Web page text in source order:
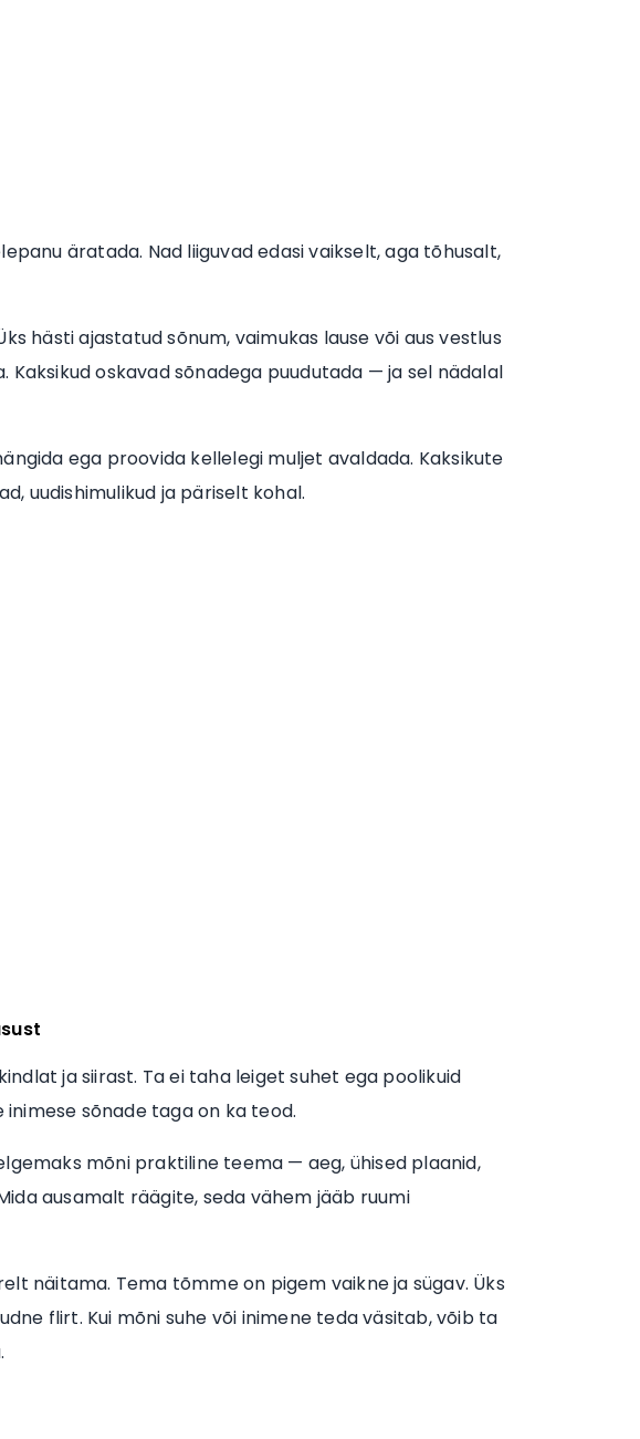
äratada. Nad liiguvad edasi vaikselt, aga tõhusalt,
hästi ajastatud sõnum, vaimukas lause või aus vestlus
oskavad sõnadega puudutada — ja sel nädalal
ega proovida kellelegi muljet avaldada. Kaksikute
uudishimulikud ja päriselt kohal.
ja siirast. Ta ei taha leiget suhet ega poolikuid
sõnade taga on ka teod.
mõni praktiline teema — aeg, ühised plaanid,
ausamalt räägite, seda vähem jääb ruumi
näitama. Tema tõmme on pigem vaikne ja sügav. Üks
flirt. Kui mõni suhe või inimene teda väsitab, võib ta